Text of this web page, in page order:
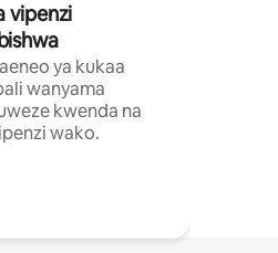
vipenzi
ya kukaa
wanyama
kwenda na
wako.